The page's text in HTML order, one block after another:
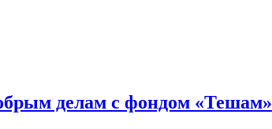
делам с фондом «Тешам»